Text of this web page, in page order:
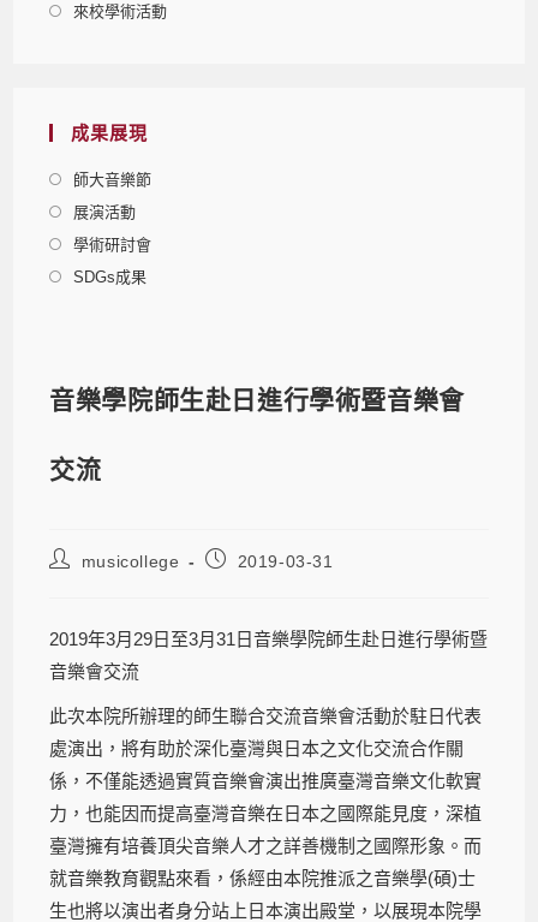
來校學術活動
成果展現
師大音樂節
展演活動
學術研討會
SDGs成果
音樂學院師生赴日進行學術暨音樂會
交流
musicollege 2019-03-31
2019年3月29日至3月31日音樂學院師生赴日進行學術暨
音樂會交流
此次本院所辦理的師生聯合交流音樂會活動於駐日代表
處演出，將有助於深化臺灣與日本之文化交流合作關
係，不僅能透過實質音樂會演出推廣臺灣音樂文化軟實
力，也能因而提高臺灣音樂在日本之國際能見度，深植
臺灣擁有培養頂尖音樂人才之詳善機制之國際形象。而
就音樂教育觀點來看，係經由本院推派之音樂學(碩)士
生也將以演出者身分站上日本演出殿堂，以展現本院學